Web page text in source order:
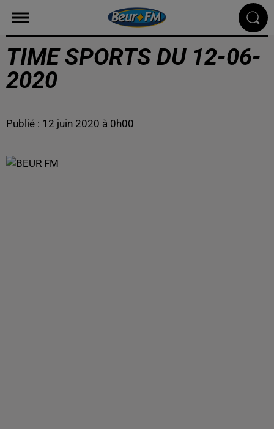
TIME SPORTS DU 12-06-
2020
Publié : 12 juin 2020 à 0h00